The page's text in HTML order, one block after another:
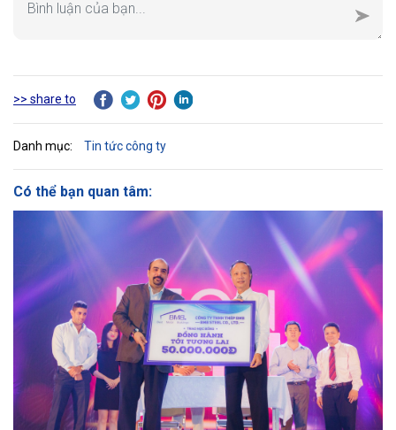
>> share to
Danh mục: Tin tức công ty
Có thể bạn quan tâm: